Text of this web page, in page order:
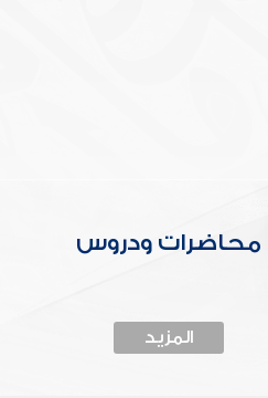
محاضرات ودروس
المزيد